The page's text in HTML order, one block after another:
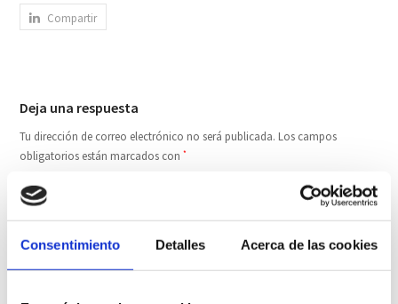
Consentimiento Detalles Acerca de las cookies
Compartir
Deja una respuesta
Tu dirección de correo electrónico no será publicada. Los campos
obligatorios están marcados con*
Comentario